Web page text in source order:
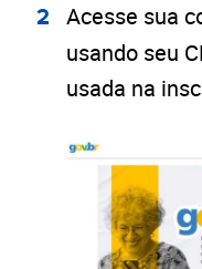
Acesse sua
usando seu
usada na